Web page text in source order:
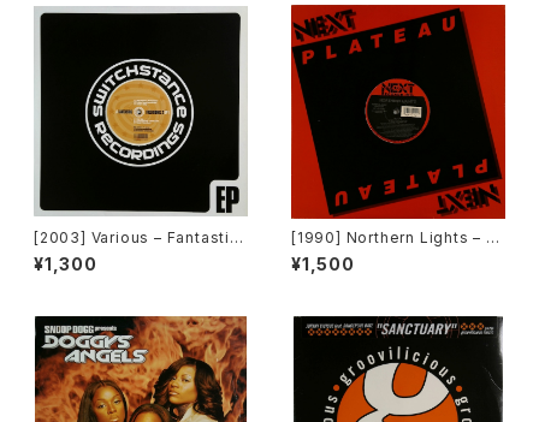
[2003] Various – Fantastic
Freeriding 2 EP 1 [Switchst
ance Recordings]
¥1,300
[1990] Northern Lights – J
et Lag [Next Plateau Recor
ds Inc.]
¥1,500